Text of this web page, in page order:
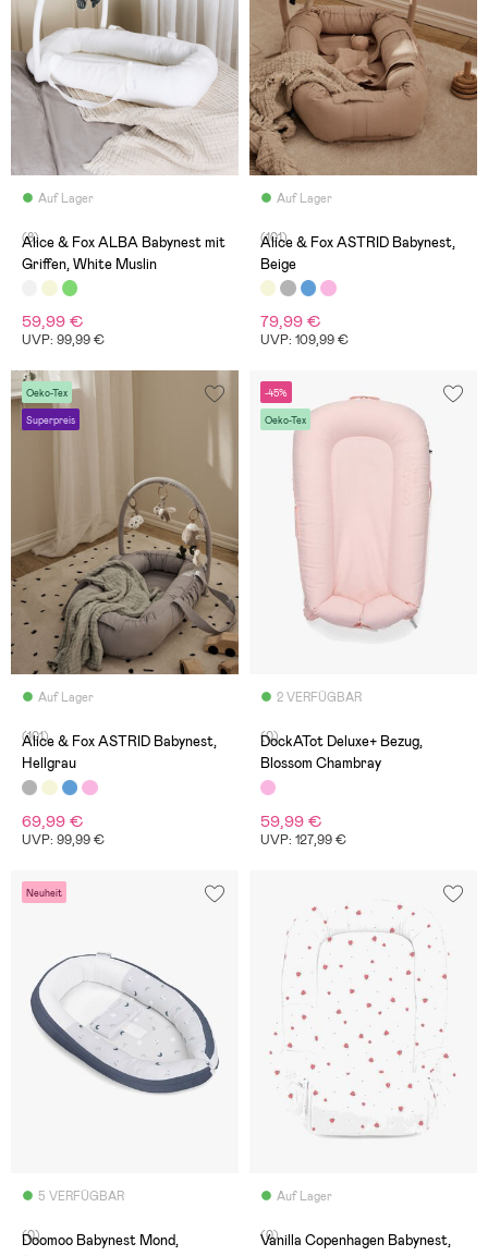
Auf Lager
(8)
Alice & Fox ALBA Babynest mit
Griffen, White Muslin
59,99 €
UVP: 99,99 €
Auf Lager
(101)
Alice & Fox ASTRID Babynest,
Beige
79,99 €
UVP: 109,99 €
Oeko-Tex
Superpreis
Auf Lager
(101)
Alice & Fox ASTRID Babynest,
Hellgrau
69,99 €
UVP: 99,99 €
-45%
Oeko-Tex
2 VERFÜGBAR
(0)
DockATot Deluxe+ Bezug,
Blossom Chambray
59,99 €
UVP: 127,99 €
Neuheit
5 VERFÜGBAR
(0)
Doomoo Babynest Mond,
Auf Lager
(0)
Vanilla Copenhagen Babynest,